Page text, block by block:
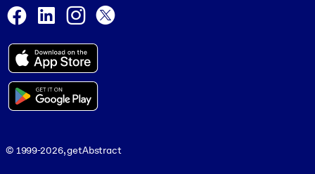
Facebook
LinkedInInstagram
© 1999-2026, getAbstract